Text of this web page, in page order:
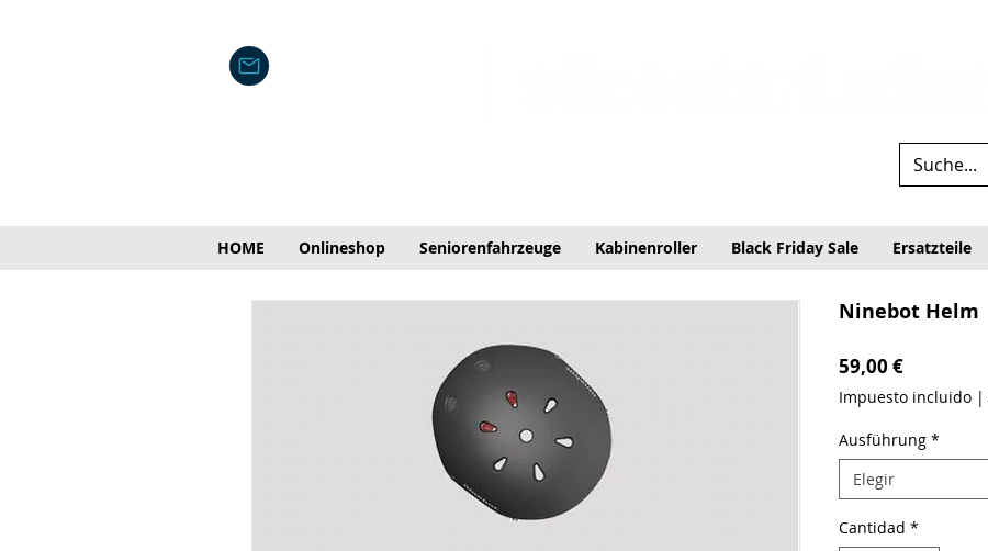
HOME Onlineshop Seniorenfahrzeuge Kabinenroller Black Friday Sale Ersatzteile
Ninebot Helm
59,00 €Precio
Impuesto incluido|
Ausführung *
Elegir
Cantidad *